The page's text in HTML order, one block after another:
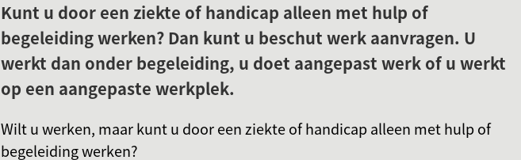
waarde
te
selecteren.
Kunt u door een ziekte of handicap alleen met hulp of
begeleiding werken? Dan kunt u beschut werk aanvragen. U
werkt dan onder begeleiding, u doet aangepast werk of u werkt
op een aangepaste werkplek.
Wilt u werken, maar kunt u door een ziekte of handicap alleen met hulp of
begeleiding werken?